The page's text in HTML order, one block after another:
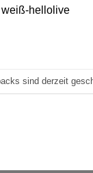
weiß-hellolive
sind derzeit